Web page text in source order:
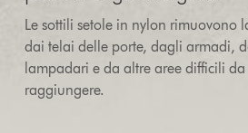
Le sottili setole in nylon rimuovono
dai telai delle porte, dagli armadi,
lampadari e da altre aree difficili da
raggiungere.